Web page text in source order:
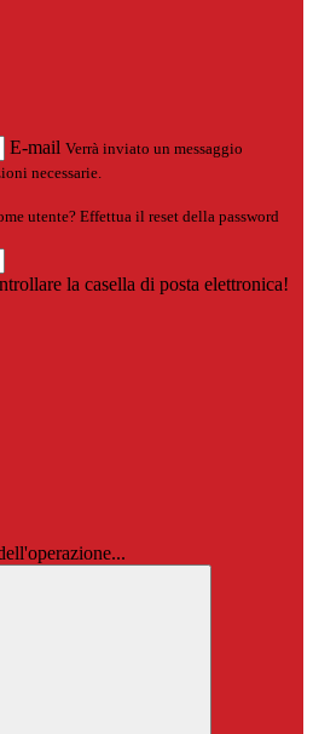
E-mail Verrà inviato un messaggio
necessarie.
utente? Effettua il reset della password
la casella di posta elettronica!